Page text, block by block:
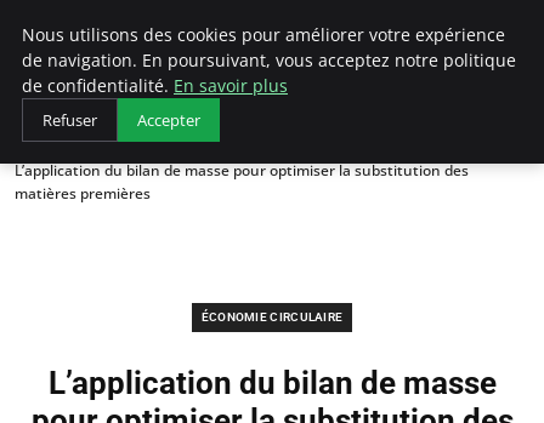
Arcticclimateemergency
Accueil
Économie circulaire
L’application du bilan de masse pour optimiser la substitution des
matières premières
ÉCONOMIE CIRCULAIRE
L’application du bilan de masse
Nous utilisons des cookies pour améliorer votre expérience
de navigation. En poursuivant, vous acceptez notre politique
de confidentialité. En savoir plus
Refuser Accepter